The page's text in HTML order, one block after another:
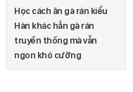
Học cách ăn gà rán kiểu
Hàn khác hẳn gà rán
truyền thống mà vẫn
ngon khó cưỡng